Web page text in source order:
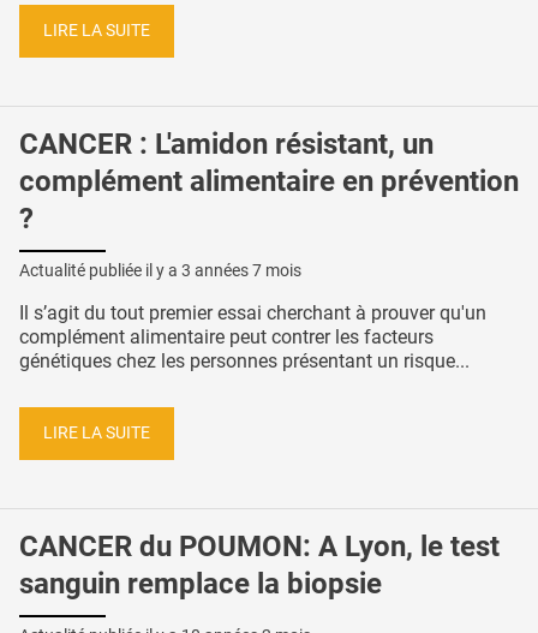
LIRE LA SUITE
CANCER : L'amidon résistant, un
complément alimentaire en prévention
?
Actualité publiée il y a 3 années 7 mois
Il s’agit du tout premier essai cherchant à prouver qu'un
complément alimentaire peut contrer les facteurs
génétiques chez les personnes présentant un risque...
LIRE LA SUITE
CANCER du POUMON: A Lyon, le test
sanguin remplace la biopsie